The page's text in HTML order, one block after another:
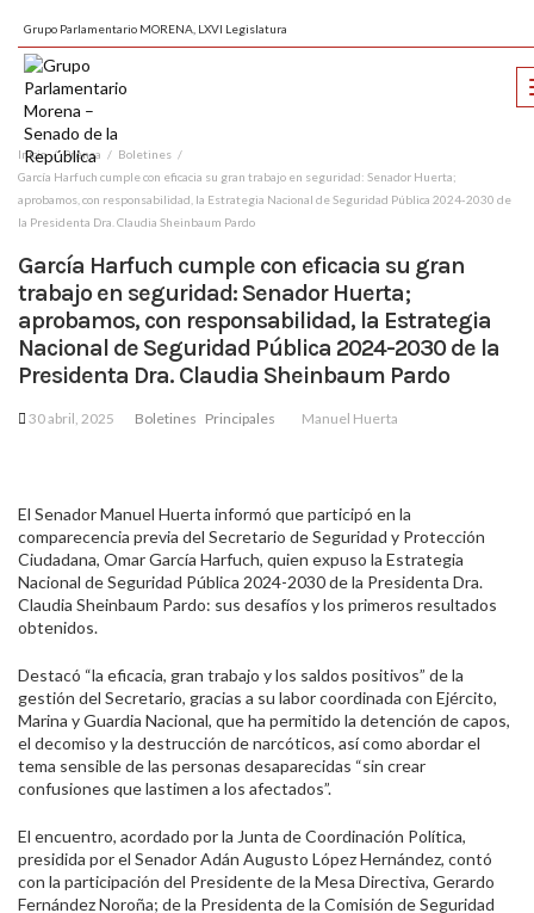
Grupo Parlamentario MORENA, LXVI Legislatura
Inicio Prensa
Boletines
García Harfuch cumple con eficacia su gran trabajo en seguridad: Senador Huerta;
aprobamos, con responsabilidad, la Estrategia Nacional de Seguridad Pública 2024-2030 de
la Presidenta Dra. Claudia Sheinbaum Pardo
García Harfuch cumple con eficacia su gran
trabajo en seguridad: Senador Huerta;
aprobamos, con responsabilidad, la Estrategia
Nacional de Seguridad Pública 2024-2030 de la
Presidenta Dra. Claudia Sheinbaum Pardo
30 abril, 2025 Boletines Principales Manuel Huerta
El Senador Manuel Huerta informó que participó en la
comparecencia previa del Secretario de Seguridad y Protección
Ciudadana, Omar García Harfuch, quien expuso la Estrategia
Nacional de Seguridad Pública 2024-2030 de la Presidenta Dra.
Claudia Sheinbaum Pardo: sus desafíos y los primeros resultados
obtenidos.
Destacó “la eficacia, gran trabajo y los saldos positivos” de la
gestión del Secretario, gracias a su labor coordinada con Ejército,
Marina y Guardia Nacional, que ha permitido la detención de capos,
el decomiso y la destrucción de narcóticos, así como abordar el
tema sensible de las personas desaparecidas “sin crear
confusiones que lastimen a los afectados”.
El encuentro, acordado por la Junta de Coordinación Política,
presidida por el Senador Adán Augusto López Hernández, contó
con la participación del Presidente de la Mesa Directiva, Gerardo
Fernández Noroña; de la Presidenta de la Comisión de Seguridad